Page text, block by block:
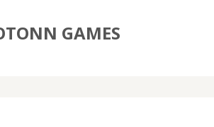
GAMES